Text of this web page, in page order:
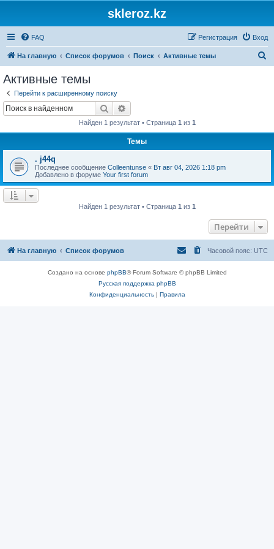
skleroz.kz
FAQ Вход
Регистрация
На главную Список форумов Поиск Активные темы
Активные темы
Перейти к расширенному поиску
Поиск
Найден 1 результат • Страница 1 из 1
Темы
. j44q
Последнее сообщение Colleentunse « Вт авг 04, 2026 1:18 pm
Добавлено в форуме Your first forum
Найден 1 результат • Страница 1 из 1
Перейти
На главную Список форумов Часовой пояс: UTC
Создано на основе phpBB® Forum Software © phpBB Limited
Русская поддержка phpBB
Конфиденциальность| Правила